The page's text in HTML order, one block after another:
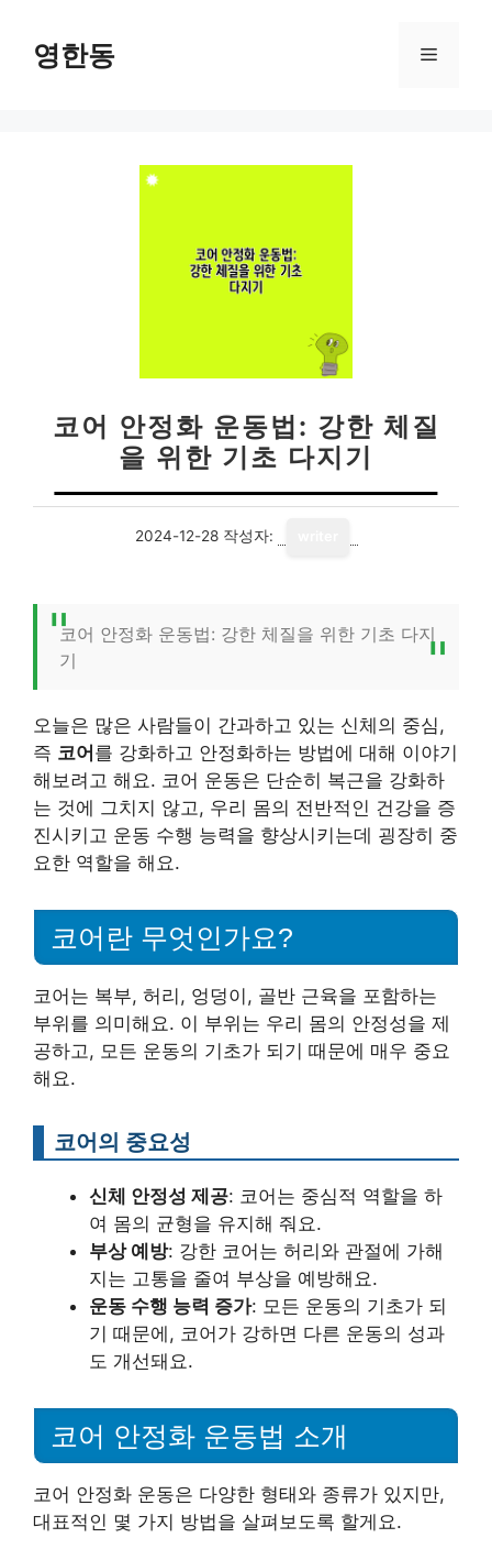
영한동 메
코어 안정화 운동법: 강한 체질
을 위한 기초 다지기
2024-12-28 작성자:
코어 안정화 운동법: 강한 체질을 위한 기초 다지
기
오늘은 많은 사람들이 간과하고 있는 신체의 중심,
즉 코어 를 강화하고 안정화하는 방법에 대해 이야기
해보려고 해요. 코어 운동은 단순히 복근을 강화하
는 것에 그치지 않고, 우리 몸의 전반적인 건강을 증
진시키고 운동 수행 능력을 향상시키는데 굉장히 중
요한 역할을 해요.
코어란 무엇인가요?
코어는 복부, 허리, 엉덩이, 골반 근육을 포함하는
부위를 의미해요. 이 부위는 우리 몸의 안정성을 제
공하고, 모든 운동의 기초가 되기 때문에 매우 중요
해요.
코어의 중요성
신체 안정성 제공: 코어는 중심적 역할을 하
여 몸의 균형을 유지해 줘요.
부상 예방: 강한 코어는 허리와 관절에 가해
지는 고통을 줄여 부상을 예방해요.
운동 수행 능력 증가: 모든 운동의 기초가 되
기 때문에, 코어가 강하면 다른 운동의 성과
도 개선돼요.
코어 안정화 운동법 소개
코어 안정화 운동은 다양한 형태와 종류가 있지만,
대표적인 몇 가지 방법을 살펴보도록 할게요.